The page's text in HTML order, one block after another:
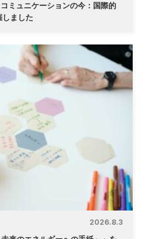
ミュニケーションの今：国際的
ました
2026.8.3